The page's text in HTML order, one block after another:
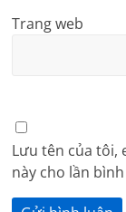
Trang web
Lưu tên của tôi,
này cho lần